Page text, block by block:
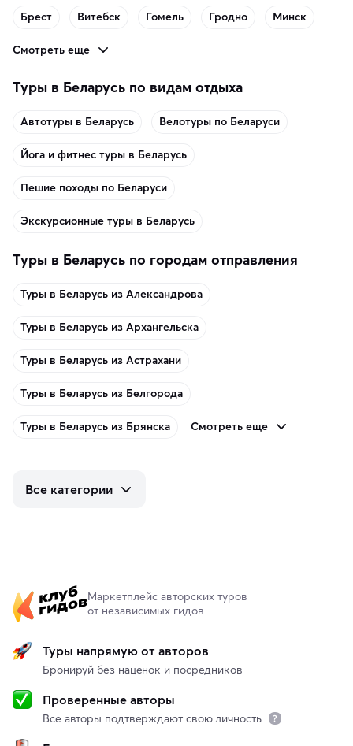
Брест Витебск Гомель Гродно Минск
Смотреть еще
Туры в Беларусь по видам отдыха
Автотуры в Беларусь Велотуры по Беларуси
Йога и фитнес туры в Беларусь
Пешие походы по Беларуси
Экскурсионные туры в Беларусь
Туры в Беларусь по городам отправления
Туры в Беларусь из Александрова
Туры в Беларусь из Архангельска
Туры в Беларусь из Астрахани
Туры в Беларусь из Белгорода
Туры в Беларусь из Брянска Смотреть еще
Все категории
Маркетплейс авторских туров
от независимых гидов
Туры напрямую от авторов
Бронируй без наценок и посредников
Проверенные авторы
Все авторы подтверждают свою личность